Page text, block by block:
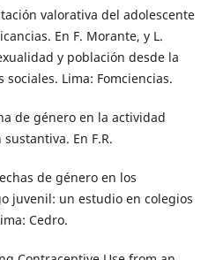
valorativa del adolescente
En F. Morante, y L.
y población desde la
Lima: Fomciencias.
de género en la actividad
En F.R.
de género en los
juvenil: un estudio en colegios
Cedro.